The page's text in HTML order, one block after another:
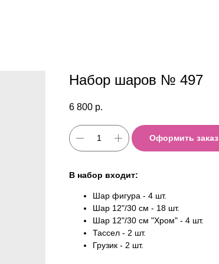
Набор шаров № 497
6 800 р.
Оформить заказ
В набор входит:
Шар фигура - 4 шт.
Шар 12"/30 см - 18 шт.
Шар 12"/30 см "Хром" - 4 шт.
Тассел - 2 шт.
Грузик - 2 шт.